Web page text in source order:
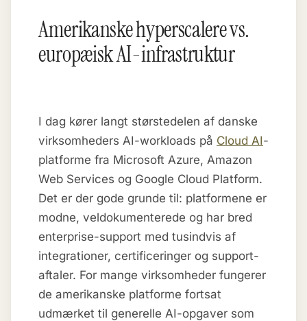
Amerikanske hyperscalere vs.
europæisk AI-infrastruktur
I dag kører langt størstedelen af danske
virksomheders AI-workloads på Cloud AI-
platforme fra Microsoft Azure, Amazon
Web Services og Google Cloud Platform.
Det er der gode grunde til: platformene er
modne, veldokumenterede og har bred
enterprise-support med tusindvis af
integrationer, certificeringer og support-
aftaler. For mange virksomheder fungerer
de amerikanske platforme fortsat
udmærket til generelle AI-opgaver som